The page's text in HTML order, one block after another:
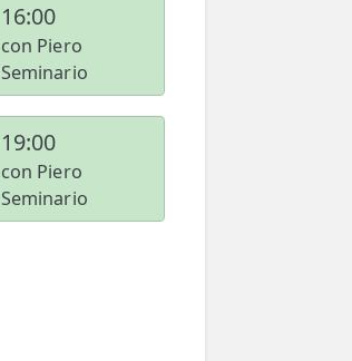
16:00
con Piero
Seminario
19:00
con Piero
Seminario